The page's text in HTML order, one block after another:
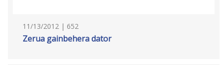
11/13/2012 | 652
Zerua gainbehera dator